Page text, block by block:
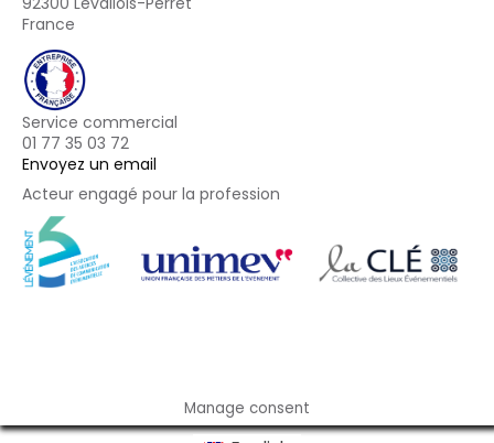
France
Service commercial
01 77 35 03 72
Envoyez un email
Acteur engagé pour la profession
Manage consent